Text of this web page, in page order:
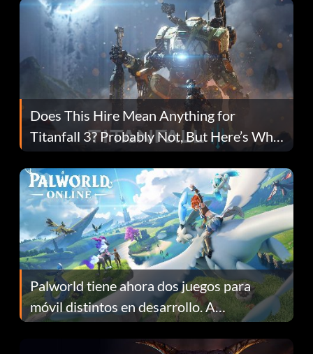
Does This Hire Mean Anything for
Titanfall 3? Probably Not, But Here’s Why
Fans Are Hopeful
Palworld tiene ahora dos juegos para
móvil distintos en desarrollo. A
continuación te explicamos por qué.